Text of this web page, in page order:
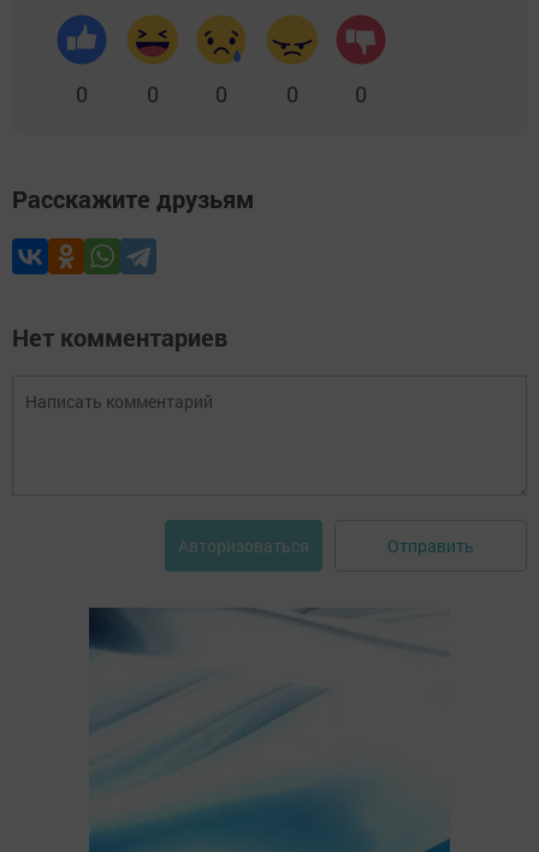
0 0 0 0 0
Расскажите друзьям
Нет комментариев
Авторизоваться Отправить